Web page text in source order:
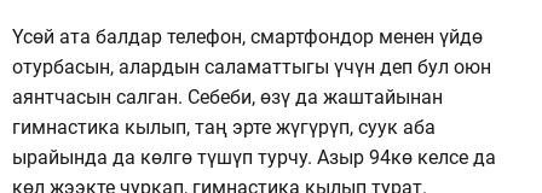
Үсөй ата балдар телефон, смартфондор менен үйдө
отурбасын, алардын саламаттыгы үчүн деп бул оюн
аянтчасын салган. Себеби, өзү да жаштайынан
гимнастика кылып, таң эрте жүгүрүп, суук аба
ырайында да көлгө түшүп турчу. Азыр 94кө келсе да
көл жээкте чуркап, гимнастика кылып турат.